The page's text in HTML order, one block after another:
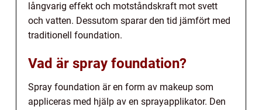
långvarig effekt och motståndskraft mot svett
och vatten. Dessutom sparar den tid jämfört med
traditionell foundation.
Vad är spray foundation?
Spray foundation är en form av makeup som
appliceras med hjälp av en sprayapplikator. Den